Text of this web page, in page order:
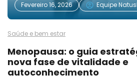
Fevereiro 16, 2026 Equipe
Saúde e bem estar
Menopausa: o guia
nova fase de vitalidade e
autoconhecimento